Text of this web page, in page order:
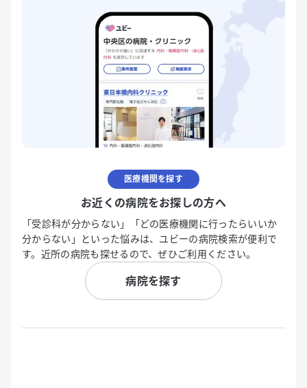
医療機関を探す
お近くの病院をお探しの方へ
「受診科が分からない」「どの医療機関に行ったらいいか
分からない」といった悩みは、ユビーの病院検索が便利で
す。近所の病院も探せるので、ぜひご利用ください。
病院を探す